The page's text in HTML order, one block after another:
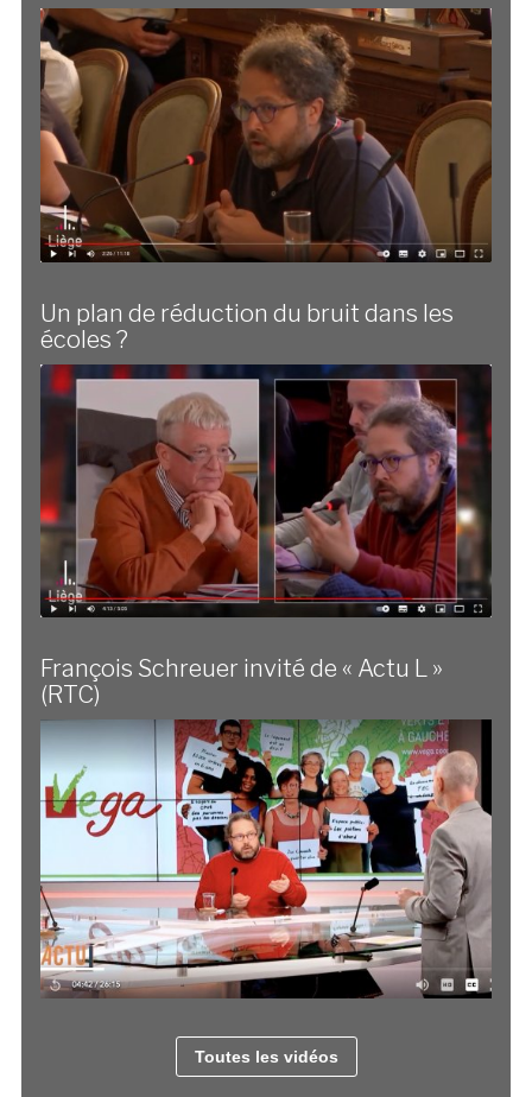
Un plan de réduction du bruit dans les
écoles ?
François Schreuer invité de « Actu L »
(RTC)
Toutes les vidéos